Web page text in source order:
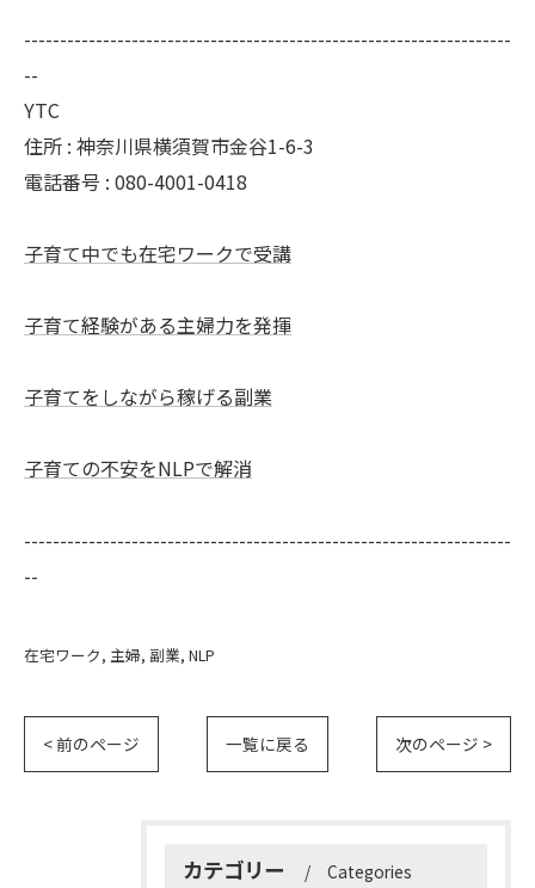
--------------------------------------------------------------------
--
YTC
住所 : 神奈川県横須賀市金谷1-6-3
電話番号 : 080-4001-0418
子育て中でも在宅ワークで受講
子育て経験がある主婦力を発揮
子育てをしながら稼げる副業
子育ての不安をNLPで解消
--------------------------------------------------------------------
--
在宅ワーク 主婦 副業 NLP
< 前のページ 一覧に戻る 次のページ >
カテゴリー Categories